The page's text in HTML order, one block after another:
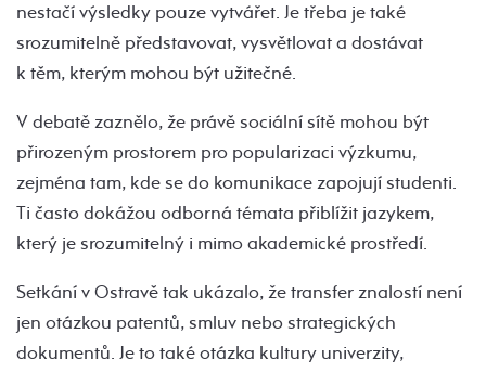
nestačí výsledky pouze vytvářet. Je třeba je také
srozumitelně představovat, vysvětlovat a dostávat
k těm, kterým mohou být užitečné.
V debatě zaznělo, že právě sociální sítě mohou být
přirozeným prostorem pro popularizaci výzkumu,
zejména tam, kde se do komunikace zapojují studenti.
Ti často dokážou odborná témata přiblížit jazykem,
který je srozumitelný i mimo akademické prostředí.
Setkání v Ostravě tak ukázalo, že transfer znalostí není
jen otázkou patentů, smluv nebo strategických
dokumentů. Je to také otázka kultury univerzity,